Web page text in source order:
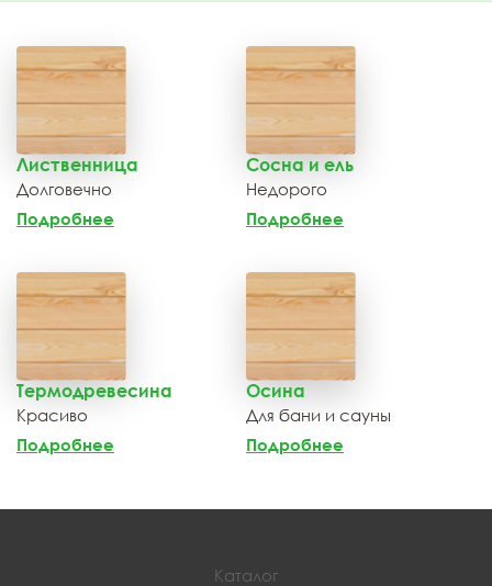
Лиственница
Долговечно
Подробнее
Сосна и ель
Недорого
Подробнее
Термодревесина
Красиво
Подробнее
Осина
Для бани и сауны
Подробнее
Каталог